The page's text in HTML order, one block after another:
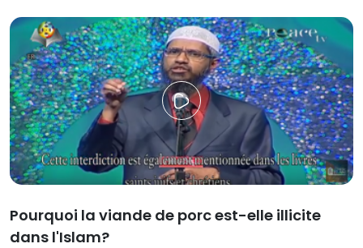
Pourquoi la viande de porc est-elle illicite
dans l'Islam?